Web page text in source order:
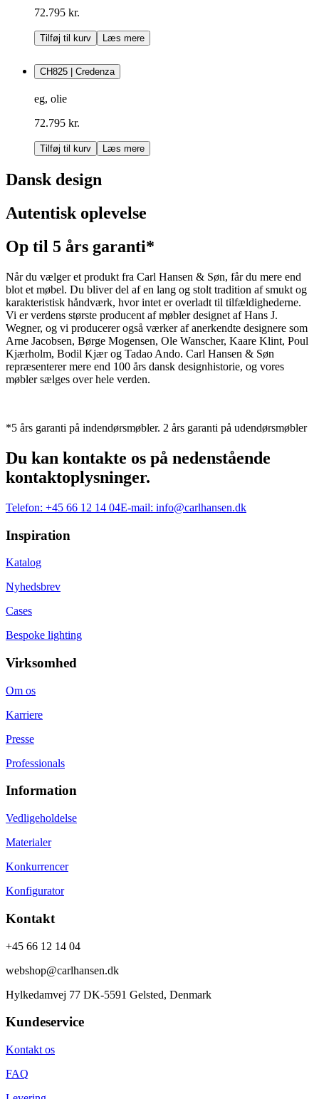
72.795 kr.
Tilføj til kurv Læs mere
CH825 | Credenza
eg, olie
72.795 kr.
Tilføj til kurv Læs mere
Dansk design
Autentisk oplevelse
Op til 5 års garanti*
Når du vælger et produkt fra Carl Hansen & Søn, får du mere end
blot et møbel. Du bliver del af en lang og stolt tradition af smukt og
karakteristisk håndværk, hvor intet er overladt til tilfældighederne.
Vi er verdens største producent af møbler designet af Hans J.
Wegner, og vi producerer også værker af anerkendte designere som
Arne Jacobsen, Børge Mogensen, Ole Wanscher, Kaare Klint, Poul
Kjærholm, Bodil Kjær og Tadao Ando. Carl Hansen & Søn
repræsenterer mere end 100 års dansk designhistorie, og vores
møbler sælges over hele verden.
*5 års garanti på indendørsmøbler. 2 års garanti på udendørsmøbler
Du kan kontakte os på nedenstående
kontaktoplysninger.
Telefon: +45 66 12 14 04E-mail: info@carlhansen.dk
Inspiration
Katalog
Nyhedsbrev
Cases
Bespoke lighting
Virksomhed
Om os
Karriere
Presse
Professionals
Information
Vedligeholdelse
Materialer
Konkurrencer
Konfigurator
Kontakt
+45 66 12 14 04
webshop@carlhansen.dk
Hylkedamvej 77 DK-5591 Gelsted, Denmark
Kundeservice
Kontakt os
FAQ